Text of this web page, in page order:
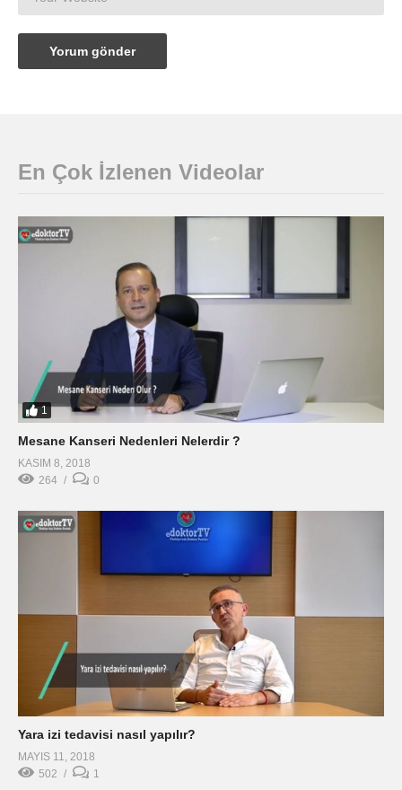
En Çok İzlenen Videolar
1
Mesane Kanseri Nedenleri Nelerdir ?
KASIM 8, 2018
264
0
Yara izi tedavisi nasıl yapılır?
MAYIS 11, 2018
502
1